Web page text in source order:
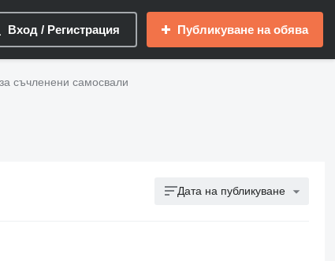
Вход / Регистрация Публикуване на обява
съчленени самосвали
Дата на публикуване